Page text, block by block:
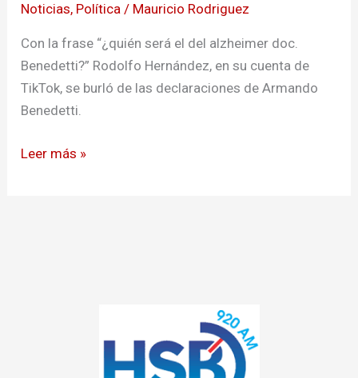
Noticias, Política / Mauricio Rodriguez
Con la frase “¿quién será el del alzheimer doc.
Benedetti?” Rodolfo Hernández, en su cuenta de
TikTok, se burló de las declaraciones de Armando
Benedetti.
al
senador
Armando
Benedetti
Leer más »